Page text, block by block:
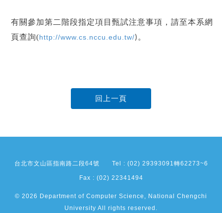
有關參加第二階段指定項目甄試注意事項，請至本系網
頁查詢(http://www.cs.nccu.edu.tw/) 。
回上一頁
台北市文山區指南路二段64號 Tel : (02) 29393091轉62273~6
Fax : (02) 22341494
© 2026 Department of Computer Science, National Chengchi
University All rights reserved.